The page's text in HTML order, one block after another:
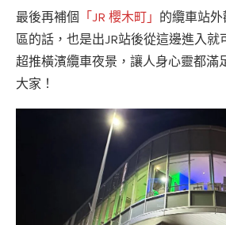
最後再補個 「JR 櫻木町」 的纜車站
區的話，也是出JR站後從這邊進入就
超推橫濱纜車夜景，讓人身心靈都滿
大家！